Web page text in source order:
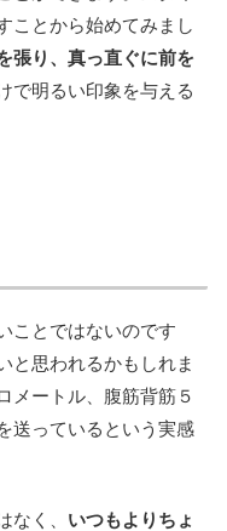
ことから始めてみまし
張り、真っ直ぐに前を
で明るい印象を与える
ことではないのです
と思われるかもしれま
メートル、腹筋背筋５
送っているという実感
なく、 いつもよりちょ